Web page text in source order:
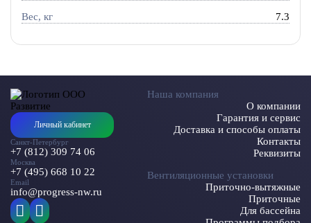
Вес, кг 7.3
Личный кабинет
Санкт-Петербург
+7 (812) 309 74 06
Москва
+7 (495) 668 10 22
Email
info@progress-nw.ru
Наша компания
О компании
Гарантия и сервис
Доставка и способы оплаты
Контакты
Реквизиты
Вентиляционные установки
Приточно-вытяжные
Приточные
Для бассейна